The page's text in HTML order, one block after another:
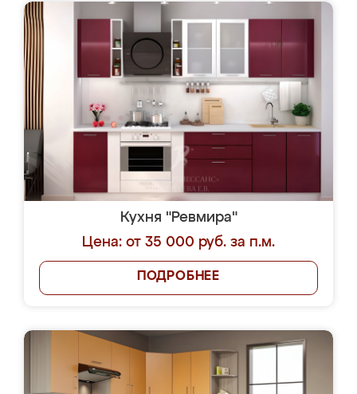
Кухня "Ревмира"
Цена: от 35 000 руб. за п.м.
ПОДРОБНЕЕ